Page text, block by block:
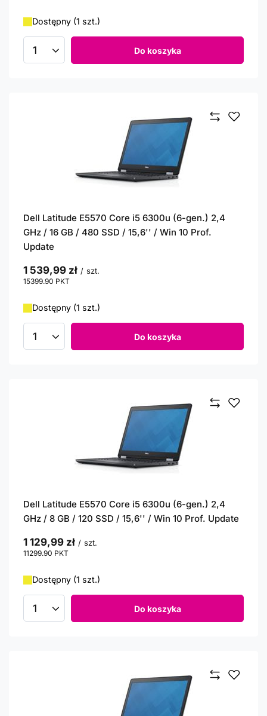
Dostępny (1 szt.)
Ilość produktów Do koszyka
Dell Latitude E5570 Core i5 6300u (6-gen.) 2,4
GHz / 16 GB / 480 SSD / 15,6'' / Win 10 Prof.
Update
1 539,99 zł / szt.
15399.90 PKT
Dostępny (1 szt.)
Ilość produktów Do koszyka
Dell Latitude E5570 Core i5 6300u (6-gen.) 2,4
GHz / 8 GB / 120 SSD / 15,6'' / Win 10 Prof. Update
1 129,99 zł / szt.
11299.90 PKT
Dostępny (1 szt.)
Ilość produktów Do koszyka